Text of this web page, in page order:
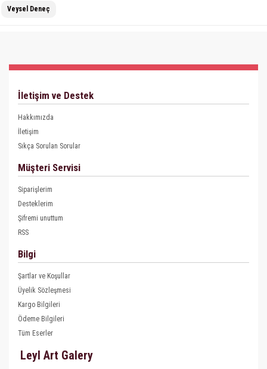
Veysel Deneç
İletişim ve Destek
Hakkımızda
İletişim
Sıkça Sorulan Sorular
Müşteri Servisi
Siparişlerim
Desteklerim
Şifremi unuttum
RSS
Bilgi
Şartlar ve Koşullar
Üyelik Sözleşmesi
Kargo Bilgileri
Ödeme Bilgileri
Tüm Eserler
Leyl Art Galery